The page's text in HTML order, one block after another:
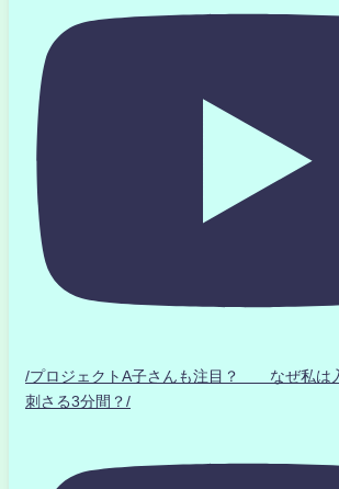
/プロジェクトA子さんも注目？ なぜ私は
刺さる3分間？/